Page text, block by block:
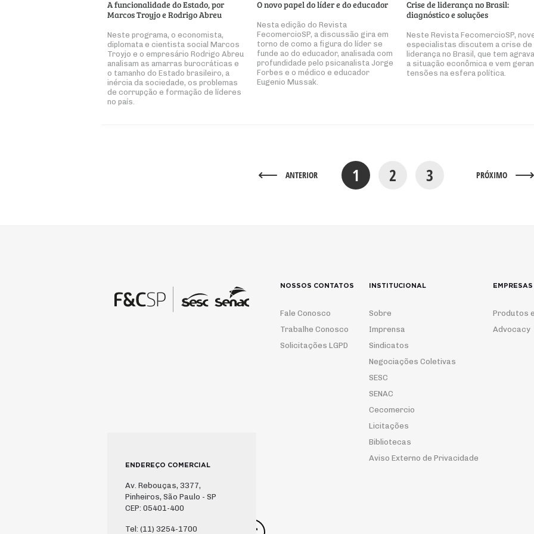
A funcionalidade do Estado, por
Marcos Troyjo e Rodrigo Abreu
Neste programa, o economista,
diplomata e cientista social Marcos
Troyjo e o empresário Rodrigo Abreu
analisam as amarras burocráticas e
o tamanho do Estado brasileiro, a
inércia da sociedade, os problemas
de corrupção e formação de líderes
no país.
O novo papel do líder e do educador
Nesta edição do Revista
FecomercioSP, a discussão gira em
torno de como a figura do líder se
funde ao do educador, analisada com
profundidade pelo psicanalista Jorge
Forbes e o médico e educador
Eugenio Mussak.
Crise de liderança no Brasil:
diagnóstico e soluções
Neste Revista FecomercioSP,
especialistas discutem a crise de
liderança no Brasil, que tem
a situação econômica e vem
tensões na esfera política.
ANTERIOR 1 2 3 PRÓXIMO
NOSSOS CONTATOS
Fale Conosco
Trabalhe Conosco
Solicitações LGPD
INSTITUCIONAL
Sobre
Imprensa
Sindicatos
Negociações Coletivas
SESC
SENAC
Cecomercio
Licitações
Bibliotecas
Aviso Externo de Privacidade
EMPRESAS
Produtos
Advocacy
ENDEREÇO COMERCIAL
Av. Rebouças, 3377,
Pinheiros, São Paulo - SP
CEP: 05401-400
Tel: (11) 3254-1700